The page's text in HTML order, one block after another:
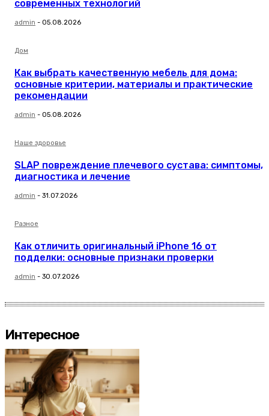
современных технологий
admin - 05.08.2026
Дом
Как выбрать качественную мебель для дома:
основные критерии, материалы и практические
рекомендации
admin - 05.08.2026
Наше здоровье
SLAP повреждение плечевого сустава: симптомы,
диагностика и лечение
admin - 31.07.2026
Разное
Как отличить оригинальный iPhone 16 от
подделки: основные признаки проверки
admin - 30.07.2026
Интересное